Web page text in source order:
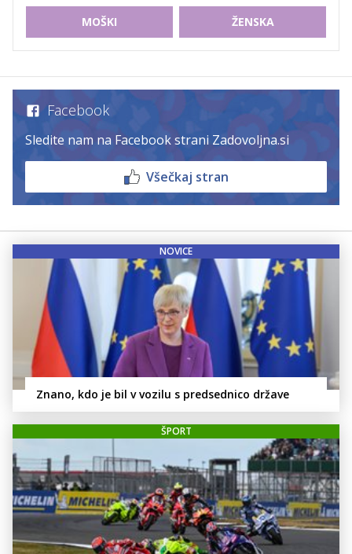
MOŠKI ŽENSKA
Facebook
Sledite nam na Facebook strani Zadovoljna.si
Všečkaj stran
NOVICE
Znano, kdo je bil v vozilu s predsednico države
ŠPORT